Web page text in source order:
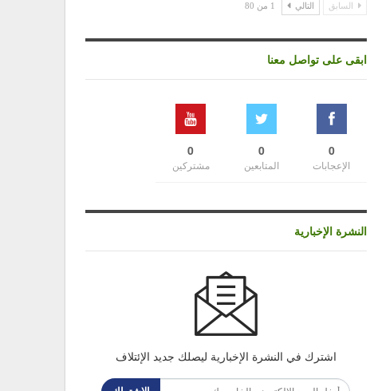
السابق التالي 1 من 80
ابقى على تواصل معنا
0
الإعجابات
0
المتابعين
0
مشتركين
النشرة الإخبارية
اشترك في النشرة الإخبارية ليصلك جديد الإئتلاف